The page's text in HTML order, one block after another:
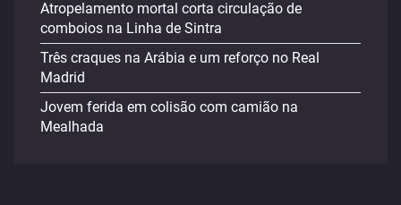
Atropelamento mortal corta circulação de
comboios na Linha de Sintra
Três craques na Arábia e um reforço no Real
Madrid
Jovem ferida em colisão com camião na
Mealhada